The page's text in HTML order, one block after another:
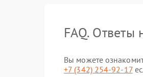
FAQ. Ответы
Вы можете
+7 (342) 254-92-17